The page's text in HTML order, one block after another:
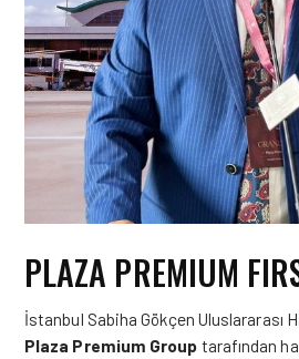
PLAZA PREMIUM
İstanbul Sabiha Gökçen Uluslararası
Plaza Premium Group tarafından